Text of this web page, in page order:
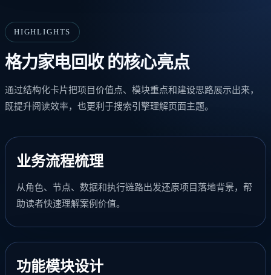
HIGHLIGHTS
格力家电回收 的核心亮点
通过结构化卡片把项目价值点、模块重点和建设思路展示出来，
既提升阅读效率，也更利于搜索引擎理解页面主题。
业务流程梳理
从角色、节点、数据和执行链路出发还原项目落地背景，帮
助读者快速理解案例价值。
功能模块设计